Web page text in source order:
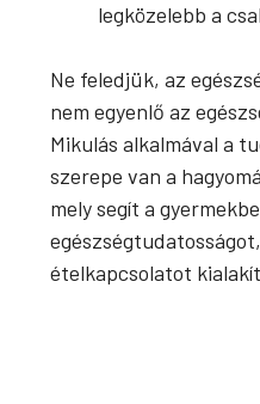
legközelebb a
Ne feledjük, az
nem egyenlő az
Mikulás alkalmával a
szerepe van a
mely segít a
ételkapcsolatot